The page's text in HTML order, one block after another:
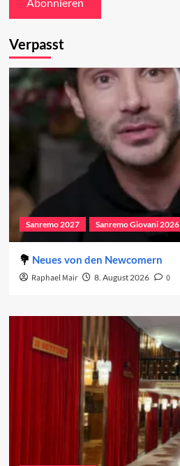
Verpasst
Sanremo 2027 Sanremo Giovani 2026
Neues von den Newcomern
Raphael Mair 8. August 2026 0